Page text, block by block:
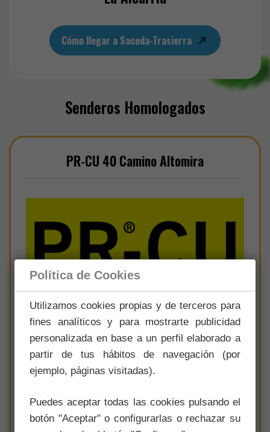
Cómo llegar a Saceda-Trasierra
Senderos Homologados
PR-CU 40 Camino Altomira
Saceda-Trasierra
Política de Cookies
Utilizamos cookies propias y de terceros para
fines analíticos y para mostrarte publicidad
personalizada en base a un perfil elaborado a
partir de tus hábitos de navegación (por
ejemplo, páginas visitadas).
Puedes aceptar todas las cookies pulsando el
botón "Aceptar" o configurarlas o rechazar su